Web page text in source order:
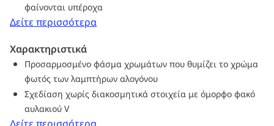
οικογένεια ExpertColor, η οποία περιλαμβάνει τους λαμπτήρες
LEDspot MV και LEDspot Par.
φαίνονται υπέροχα
Δείτε περισσότερα
Χαρακτηριστικά
Προσαρμοσμένο φάσμα χρωμάτων που θυμίζει το χρώμα
φωτός των λαμπτήρων αλογόνου
Σχεδίαση χωρίς διακοσμητικά στοιχεία με όμορφο φακό
αυλακιού V